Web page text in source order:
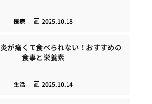
2025.10.18
医療
が痛くて食べられない！おすすめの
食事と栄養素
2025.10.14
生活